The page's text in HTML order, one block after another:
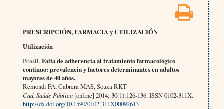
PRESCRIPCIÓN, FARMACIA y UTILIZACIÓN
Utilización
Brasil.Falta de adherencia al tratamiento farmacológico
continuo: prevalencia y factores determinantes en adultos
mayores de 40 años.
Remondi FA, Cabrera MAS, Souza RKT
Cad. Saúde Pública[online] 2014; 30(1):126-136. ISSN 0102-311X.
http://dx.doi.org/10.1590/0102-311X00092613